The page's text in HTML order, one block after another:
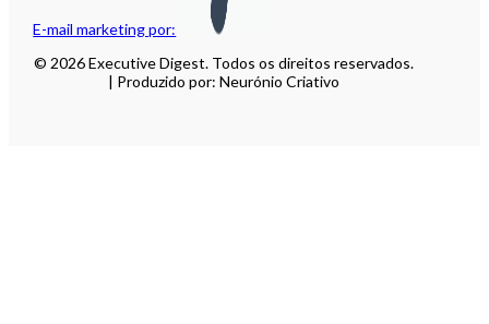
E-mail marketing por:
© 2026 Executive Digest. Todos os direitos reservados.
| Produzido por: Neurónio Criativo